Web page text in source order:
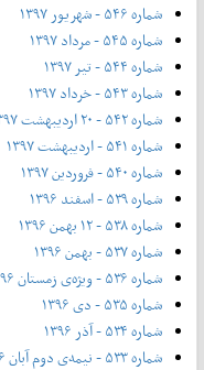
شماره ۵۴۶ - شهریور ۱۳۹۷
شماره ۵۴۵ - مرداد ۱۳۹۷
شماره ۵۴۴ - تیر ۱۳۹۷
شماره ۵۴۳ - خرداد ۱۳۹۷
شماره ۵۴۲ - ۲۰ اردیبهشت ۱۳۹۷
شماره ۵۴۱ - اردیبهشت ۱۳۹۷
شماره ۵۴۰ - فروردین ۱۳۹۷
شماره ۵۳۹ - اسفند ۱۳۹۶
شماره ۵۳۸ - ۱۲ بهمن ۱۳۹۶
شماره ۵۳۷ - بهمن ۱۳۹۶
شماره ۵۳۶ - ویژه‌ی زمستان ۱۳۹۶
شماره ۵۳۵ - دی ۱۳۹۶
شماره ۵۳۴ - آذر ۱۳۹۶
شماره ۵۳۳ - نیمه‌ی دوم آبان ۱۳۹۶